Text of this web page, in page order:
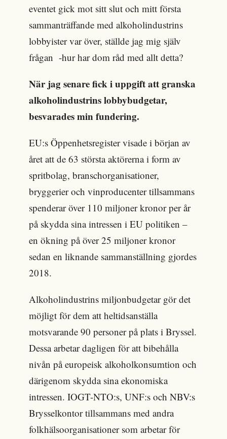
eventet gick mot sitt slut och mitt första
sammanträffande med alkoholindustrins
lobbyister var över, ställde jag mig själv
frågan -hur har dom råd med allt detta?
När jag senare fick i uppgift att granska
alkoholindustrins lobbybudgetar,
besvarades min fundering.
EU:s Öppenhetsregister visade i början av
året att de 63 största aktörerna i form av
spritbolag, branschorganisationer,
bryggerier och vinproducenter tillsammans
spenderar över 110 miljoner kronor per år
på skydda sina intressen i EU politiken –
en ökning på över 25 miljoner kronor
sedan en liknande sammanställning gjordes
2018.
Alkoholindustrins miljonbudgetar gör det
möjligt för dem att heltidsanställa
motsvarande 90 personer på plats i Bryssel.
Dessa arbetar dagligen för att bibehålla
nivån på europeisk alkoholkonsumtion och
därigenom skydda sina ekonomiska
intressen. IOGT-NTO:s, UNF:s och NBV:s
Brysselkontor tillsammans med andra
folkhälsoorganisationer som arbetar för